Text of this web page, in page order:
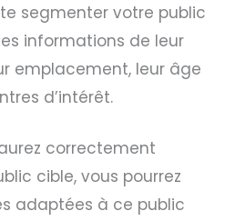
segmenter votre public
informations de leur
emplacement, leur âge
d’intérêt.
correctement
cible, vous pourrez
adaptées à ce public